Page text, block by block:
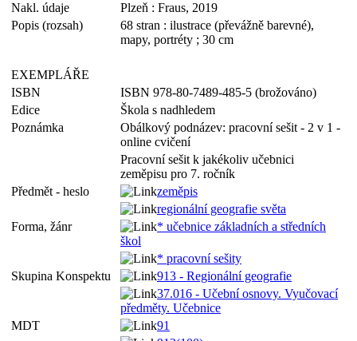
Nakl. údaje
Plzeň : Fraus, 2019
Popis (rozsah)
68 stran : ilustrace (převážně barevné),
mapy, portréty ; 30 cm
EXEMPLÁŘE
ISBN
ISBN 978-80-7489-485-5 (brožováno)
Edice
Škola s nadhledem
Poznámka
Obálkový podnázev: pracovní sešit - 2 v 1 -
online cvičení
Pracovní sešit k jakékoliv učebnici
zeměpisu pro 7. ročník
Předmět - heslo
zeměpis
regionální geografie světa
Forma, žánr
* učebnice základních a středních
škol
* pracovní sešity
Skupina Konspektu
913 - Regionální geografie
37.016 - Učební osnovy. Vyučovací
předměty. Učebnice
MDT
91